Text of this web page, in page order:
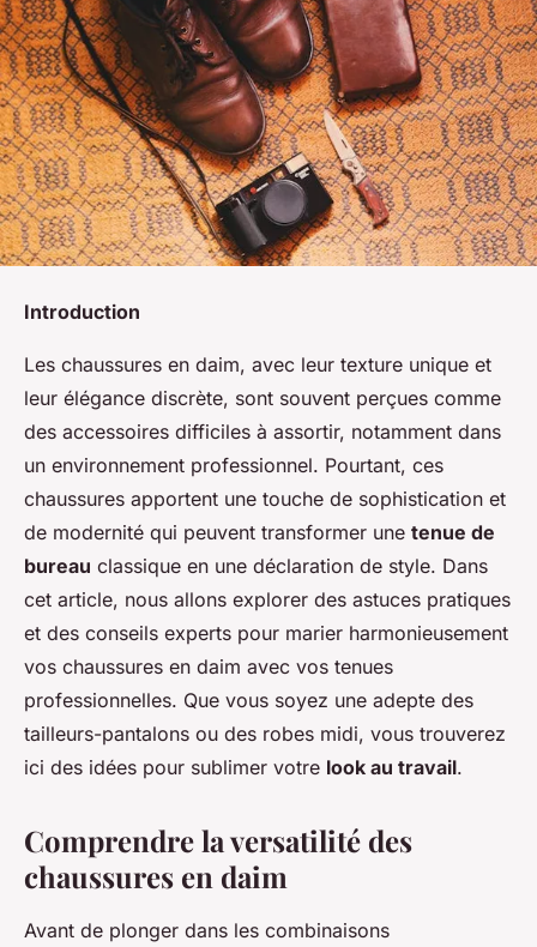
Introduction
Les chaussures en daim, avec leur texture unique et
leur élégance discrète, sont souvent perçues comme
des accessoires difficiles à assortir, notamment dans
un environnement professionnel. Pourtant, ces
chaussures apportent une touche de sophistication et
de modernité qui peuvent transformer une tenue de
bureau classique en une déclaration de style. Dans
cet article, nous allons explorer des astuces pratiques
et des conseils experts pour marier harmonieusement
vos chaussures en daim avec vos tenues
professionnelles. Que vous soyez une adepte des
tailleurs-pantalons ou des robes midi, vous trouverez
ici des idées pour sublimer votre look au travail.
Comprendre la versatilité des
chaussures en daim
Avant de plonger dans les combinaisons